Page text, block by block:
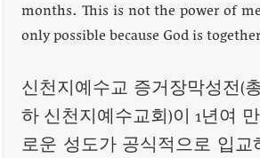
months. This is not the power of
only possible because God is
신천지예수교 증거장막성전(
하 신천지예수교회)이 1년여
로운 성도가 공식적으로 입교